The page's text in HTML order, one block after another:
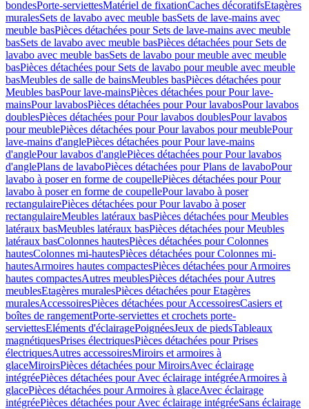
bondesPorte-serviettesMatériel de fixationCaches décoratifsEtagères
muralesSets de lavabo avec meuble basSets de lave-mains avec
meuble basPièces détachées pour Sets de lave-mains avec meuble
basSets de lavabo avec meuble basPièces détachées pour Sets de
lavabo avec meuble basSets de lavabo pour meuble avec meuble
basPièces détachées pour Sets de lavabo pour meuble avec meuble
basMeubles de salle de bainsMeubles basPièces détachées pour
Meubles basPour lave-mainsPièces détachées pour Pour lave-
mainsPour lavabosPièces détachées pour Pour lavabosPour lavabos
doublesPièces détachées pour Pour lavabos doublesPour lavabos
pour meublePièces détachées pour Pour lavabos pour meublePour
lave-mains d'anglePièces détachées pour Pour lave-mains
d'anglePour lavabos d'anglePièces détachées pour Pour lavabos
d'anglePlans de lavaboPièces détachées pour Plans de lavaboPour
lavabo à poser en forme de coupellePièces détachées pour Pour
lavabo à poser en forme de coupellePour lavabo à poser
rectangulairePièces détachées pour Pour lavabo à poser
rectangulaireMeubles latéraux basPièces détachées pour Meubles
latéraux basMeubles latéraux basPièces détachées pour Meubles
latéraux basColonnes hautesPièces détachées pour Colonnes
hautesColonnes mi-hautesPièces détachées pour Colonnes mi-
hautesArmoires hautes compactesPièces détachées pour Armoires
hautes compactesAutres meublesPièces détachées pour Autres
meublesEtagères muralesPièces détachées pour Etagères
muralesAccessoiresPièces détachées pour AccessoiresCasiers et
boîtes de rangementPorte-serviettes et crochets porte-
serviettesEléments d'éclairagePoignéesJeux de piedsTableaux
magnétiquesPrises électriquesPièces détachées pour Prises
électriquesAutres accessoiresMiroirs et armoires à
glaceMiroirsPièces détachées pour MiroirsAvec éclairage
intégréePièces détachées pour Avec éclairage intégréeArmoires à
glacePièces détachées pour Armoires à glaceAvec éclairage
intégréePièces détachées pour Avec éclairage intégréeSans éclairage